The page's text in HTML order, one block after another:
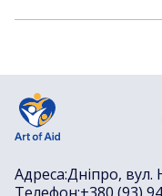
Адреса:Дніпро, вул.